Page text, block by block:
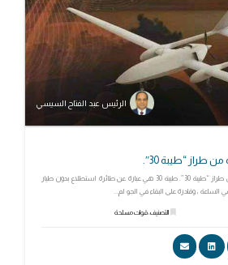
الرئيس عبد الفتاح السيسي
طراز “طيبة 30″.
طائرة بدون طيار جديدة من طراز “طيبة 30″. طيبة 30 هي عبارة عن طائرة استطلاع بدون طيار
التصنيف: قوات مسلحة